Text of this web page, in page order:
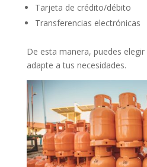
Tarjeta de crédito/débito
Transferencias electrónicas
De esta manera, puedes
adapte a tus necesidades.